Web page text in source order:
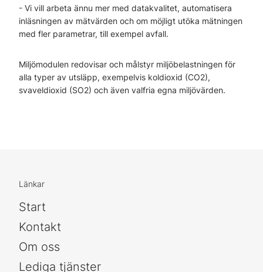
- Vi vill arbeta ännu mer med datakvalitet, automatisera
inläsningen av mätvärden och om möjligt utöka mätningen
med fler parametrar, till exempel avfall.
Miljömodulen redovisar och målstyr miljöbelastningen för
alla typer av utsläpp, exempelvis koldioxid (CO2),
svaveldioxid (SO2) och även valfria egna miljövärden.
Länkar
Start
Kontakt
Om oss
Lediga tjänster